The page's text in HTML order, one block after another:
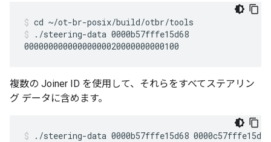
cd ~/ot-br-posix/build/otbr/tools
./steering-data 0000b57fffe15d68
複数の Joiner ID を使用して、それらをすべてステアリン
グ データに含めます。
./steering-data 0000b57fffe15d68 0000c57fffe15d68